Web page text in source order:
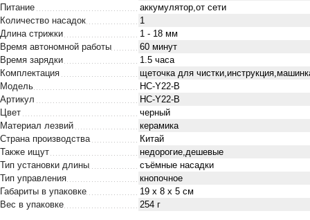
Питание
аккумулятор,от сети
Количество насадок
1
Длина стрижки
1 - 18 мм
Время автономной работы
60 минут
Время зарядки
1.5 часа
Комплектация
щеточка для
Модель
HC-Y22-B
Артикул
HC-Y22-B
Цвет
черный
Материал лезвий
керамика
Страна производства
Китай
Также ищут
недорогие,дешевые
Тип установки длины
съёмные насадки
Тип управления
кнопочное
Габариты в упаковке
19 х 8 х 5 см
Вес в упаковке
254 г